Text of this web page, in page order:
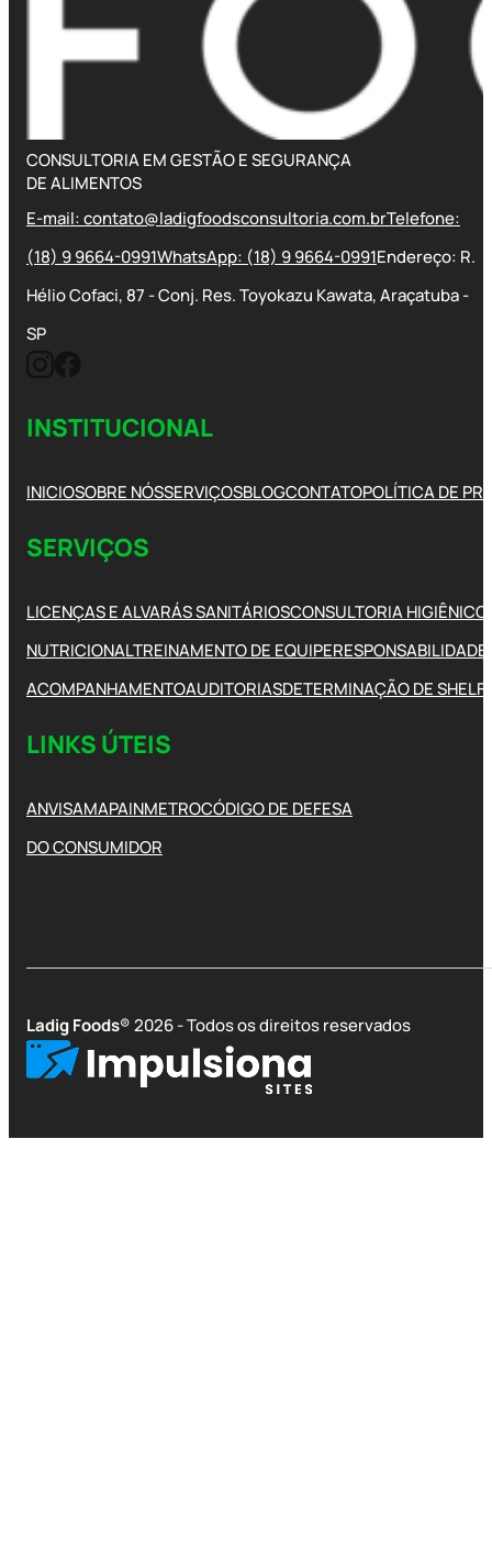
CONSULTORIA EM GESTÃO E SEGURANÇA
DE ALIMENTOS
E-mail: contato@ladigfoodsconsultoria.com.brTelefone:
(18) 9 9664-0991WhatsApp: (18) 9 9664-0991Endereço: R.
Hélio Cofaci, 87 - Conj. Res. Toyokazu Kawata, Araçatuba -
SP
INSTITUCIONAL
INICIOSOBRE NÓSSERVIÇOSBLOGCONTATOPOLÍTICA DE
SERVIÇOS
LICENÇAS E ALVARÁS SANITÁRIOSCONSULTORIA
NUTRICIONALTREINAMENTO DE EQUIPE
ACOMPANHAMENTOAUDITORIASDETERMINAÇÃO DE
LINKS ÚTEIS
ANVISAMAPAINMETROCÓDIGO DE DEFESA
DO CONSUMIDOR
Ladig Foods® 2026 - Todos os direitos reservados